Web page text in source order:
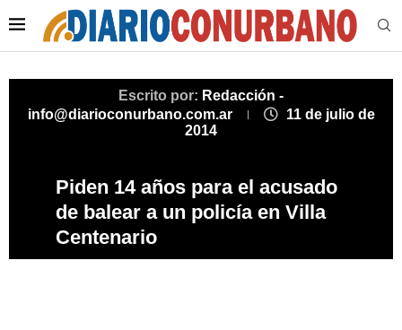
Escrito por: Redacción -
info@diarioconurbano.com.ar
11 de julio de
2014
Piden 14 años para el acusado
de balear a un policía en Villa
Centenario